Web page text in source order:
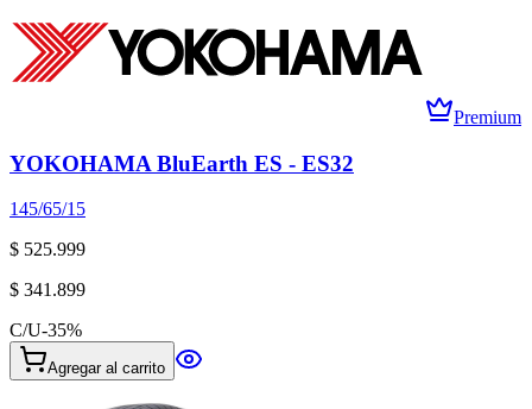
Premium
YOKOHAMA BluEarth ES - ES32
145/65/15
$ 525.999
$ 341.899
C/U-35%
Agregar al carrito